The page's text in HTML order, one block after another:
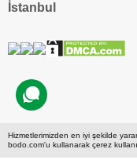
İstanbul
Hizmetlerimizden en iyi şekilde
bodo.com'u kullanarak çerez